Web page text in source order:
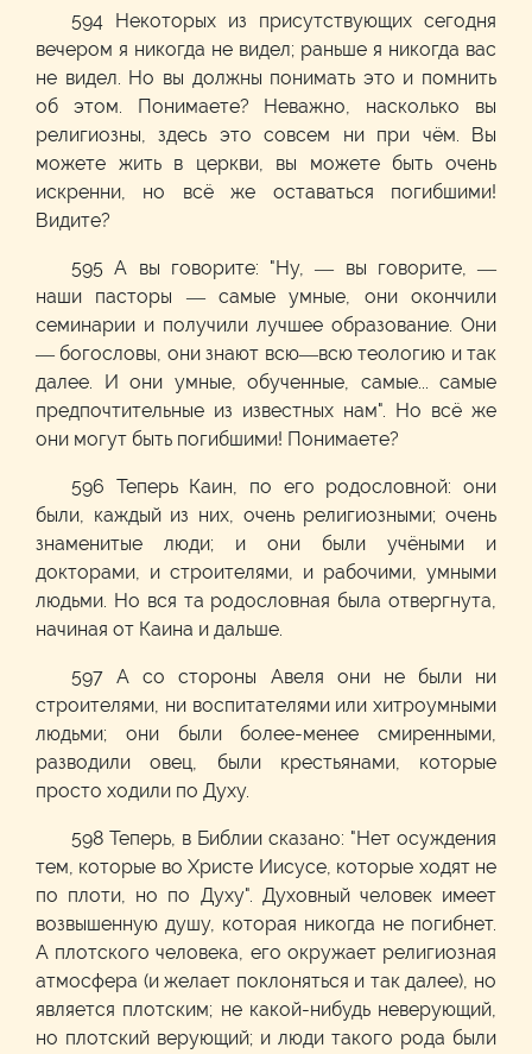
594
Некоторых из присутствующих сегодня
вечером я никогда не видел; раньше я никогда вас
не видел. Но вы должны понимать это и помнить
об этом. Понимаете? Неважно, насколько вы
религиозны, здесь это совсем ни при чём. Вы
можете жить в церкви, вы можете быть очень
искренни, но всё же оставаться погибшими!
Видите?
595А вы говорите: "Ну, — вы говорите, —
наши пасторы — самые умные, они окончили
семинарии и получили лучшее образование. Они
— богословы, они знают всю—всю теологию и так
далее. И они умные, обученные, самые... самые
предпочтительные из известных нам". Но всё же
они могут быть погибшими! Понимаете?
596 Теперь Каин, по его родословной: они
были, каждый из них, очень религиозными; очень
знаменитые люди; и они были учёными и
докторами, и строителями, и рабочими, умными
людьми. Но вся та родословная была отвергнута,
начиная от Каина и дальше.
597 А со стороны Авеля они не были ни
строителями, ни воспитателями или хитроумными
людьми; они были более-менее смиренными,
разводили овец, были крестьянами, которые
просто ходили по Духу.
598 Теперь, в Библии сказано: "Нет осуждения
тем, которые во Христе Иисусе, которые ходят не
по плоти, но по Духу". Духовный человек имеет
возвышенную душу, которая никогда не погибнет.
А плотского человека, его окружает религиозная
атмосфера (и желает поклоняться и так далее), но
является плотским; не какой-нибудь неверующий,
но плотский верующий; и люди такого рода были